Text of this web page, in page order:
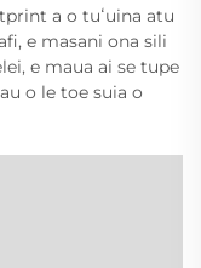
a o tuʻuina atu
e masani ona sili
e maua ai se tupe
o le toe suia o